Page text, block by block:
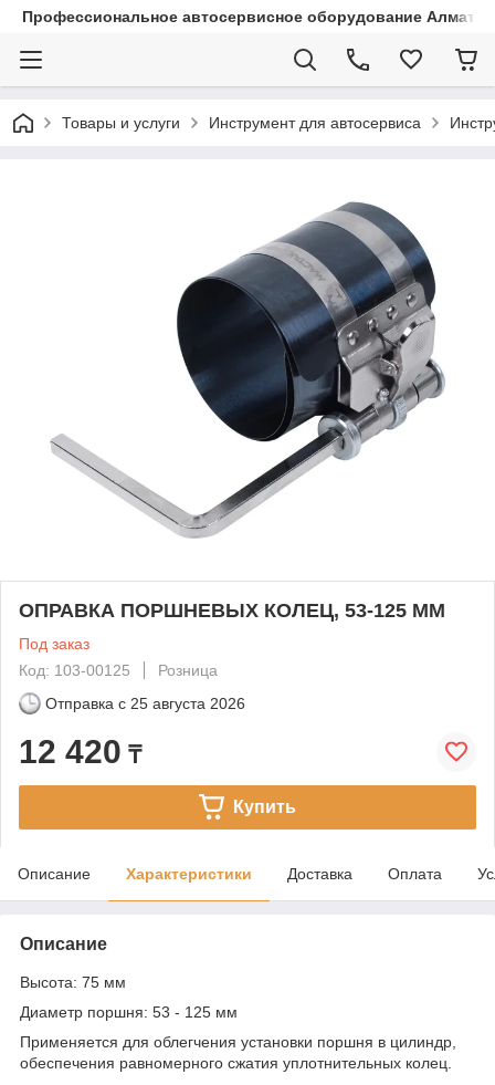
Профессиональное автосервисное оборудование Алматы
Товары и услуги Инструмент для автосервиса
ОПРАВКА ПОРШНЕВЫХ КОЛЕЦ, 53-125 ММ
Под заказ
Код: 103-00125
Розница
Отправка с 25 августа 2026
12 420 ₸
Купить
Описание Характеристики Доставка Оплата
Описание
Высота: 75 мм
Диаметр поршня: 53 - 125 мм
Применяется для облегчения установки поршня в цилиндр,
обеспечения равномерного сжатия уплотнительных колец.